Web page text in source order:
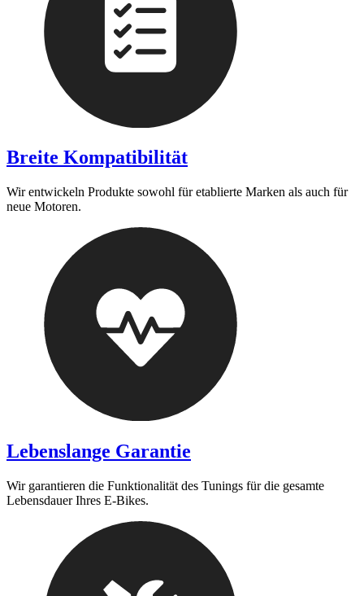
Breite Kompatibilität
Wir entwickeln Produkte sowohl für etablierte Marken als auch für
neue Motoren.
Lebenslange Garantie
Wir garantieren die Funktionalität des Tunings für die gesamte
Lebensdauer Ihres E-Bikes.